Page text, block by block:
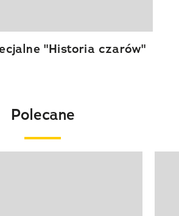
"Historia czarów"
Polecane